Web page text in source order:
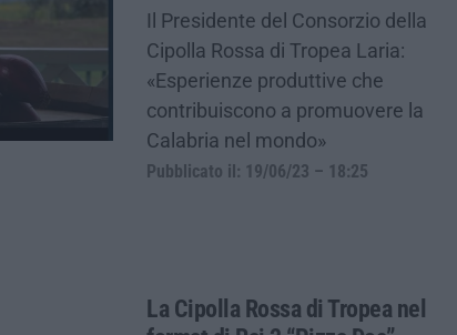
Il Presidente del Consorzio della
Cipolla Rossa di Tropea Laria:
«Esperienze produttive che
contribuiscono a promuovere la
Calabria nel mondo»
Pubblicato il: 19/06/23 – 18:25
La Cipolla Rossa di Tropea nel